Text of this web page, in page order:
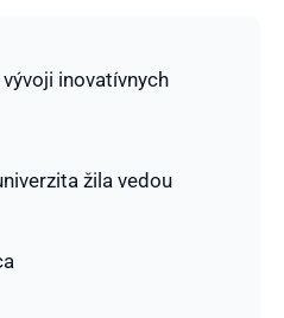
inovatívnych
žila vedou